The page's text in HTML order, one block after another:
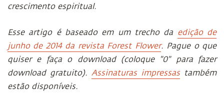
crescimento espiritual.
Esse artigo é baseado em um trecho da edição de
junho de 2014 da revista Forest Flower. Pague o que
quiser e faça o download (coloque "0" para fazer
download gratuito). Assinaturas impressastambém
estão disponíveis.